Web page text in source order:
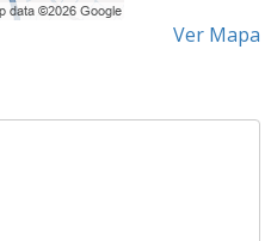
Ver Mapa